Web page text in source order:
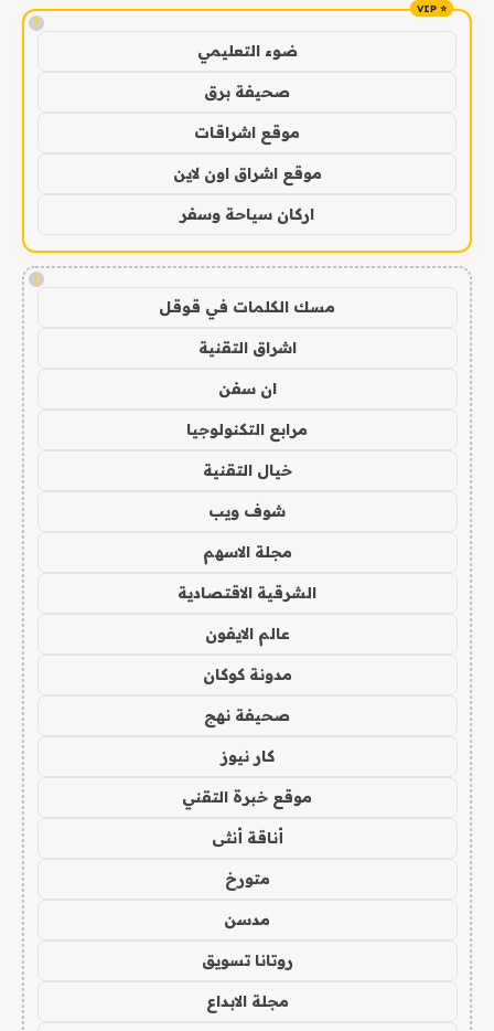
!
ضوء التعليمي
صحيفة برق
موقع اشراقات
موقع اشراق اون لاين
اركان سياحة وسفر
!
مسك الكلمات في قوقل
اشراق التقنية
ان سفن
مرابع التكنولوجيا
خيال التقنية
شوف ويب
مجلة الاسهم
الشرقية الاقتصادية
عالم الايفون
مدونة كوكان
صحيفة نهج
كار نيوز
موقع خبرة التقني
أناقة أنثى
متورخ
مدسن
روتانا تسويق
مجلة الابداع